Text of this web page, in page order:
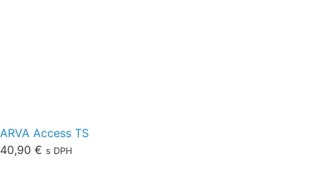
ARVA Access TS
40,90 € s DPH